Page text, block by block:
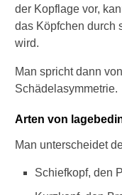
der Kopflage vor,
das Köpfchen durch
wird.
Man spricht dann
Schädelasymmetrie.
Arten von
Man unterscheidet
Schiefkopf, den
o
p
m
e
w
e
e
r